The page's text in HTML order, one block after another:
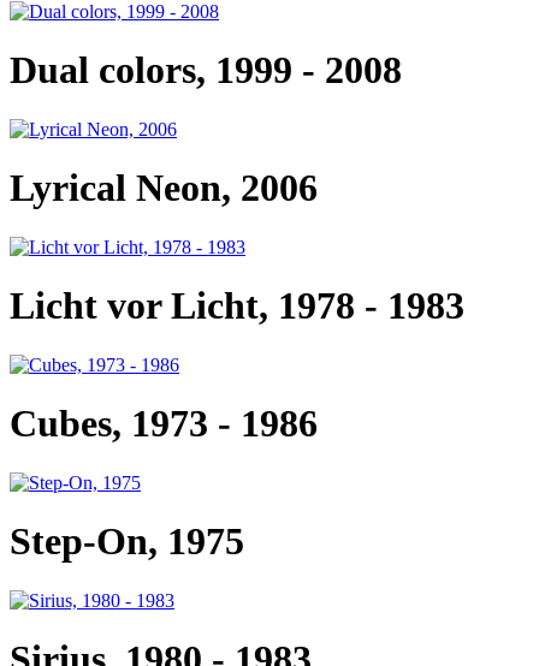
Dual colors, 1999 - 2008
Lyrical Neon, 2006
Licht vor Licht, 1978 - 1983
Cubes, 1973 - 1986
Step-On, 1975